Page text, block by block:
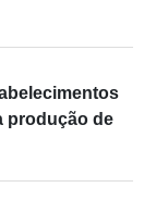
produção de